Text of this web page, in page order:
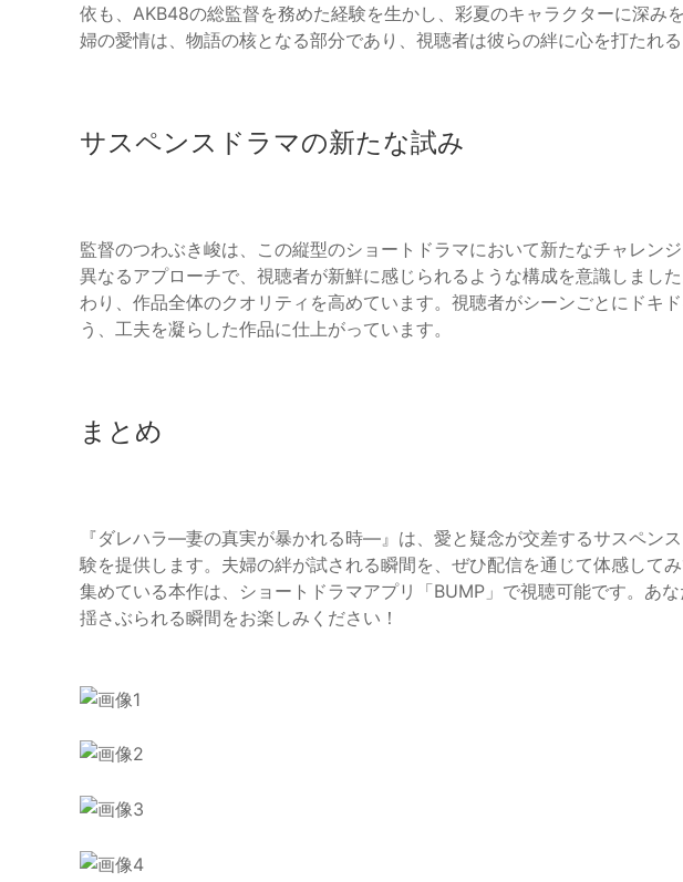
依も、AKB48の総監督を務めた経験を生かし、彩夏のキャラクターに深み
婦の愛情は、物語の核となる部分であり、視聴者は彼らの絆に心を打たれる
サスペンスドラマの新たな試み
監督のつわぶき峻は、この縦型のショートドラマにおいて新たなチャレン
異なるアプローチで、視聴者が新鮮に感じられるような構成を意識しまし
わり、作品全体のクオリティを高めています。視聴者がシーンごとにドキ
う、工夫を凝らした作品に仕上がっています。
まとめ
『ダレハラ―妻の真実が暴かれる時―』は、愛と疑念が交差するサスペン
験を提供します。夫婦の絆が試される瞬間を、ぜひ配信を通じて体感して
集めている本作は、ショートドラマアプリ「BUMP」で視聴可能です。あ
揺さぶられる瞬間をお楽しみください！